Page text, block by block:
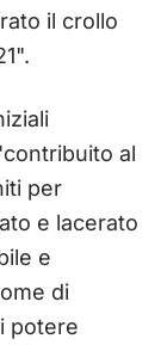
il crollo
al
per
e lacerato
e
di
potere